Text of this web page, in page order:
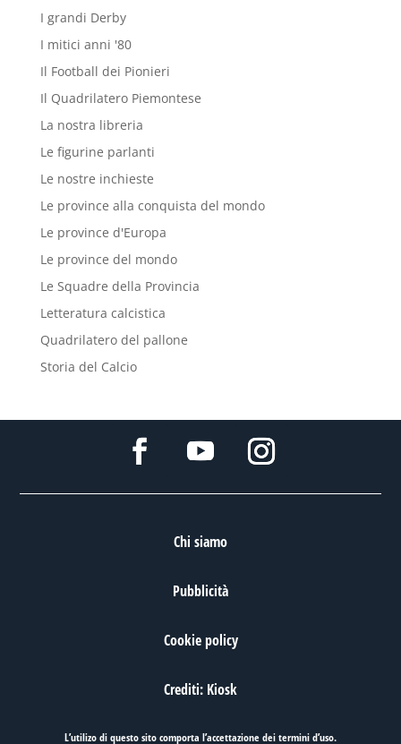
I grandi Derby
I mitici anni '80
Il Football dei Pionieri
Il Quadrilatero Piemontese
La nostra libreria
Le figurine parlanti
Le nostre inchieste
Le province alla conquista del mondo
Le province d'Europa
Le province del mondo
Le Squadre della Provincia
Letteratura calcistica
Quadrilatero del pallone
Storia del Calcio
Chi siamo
Pubblicità
Cookie policy
Crediti: Kiosk
L’utilizo di questo sito comporta l’accettazione deitermini d’uso.